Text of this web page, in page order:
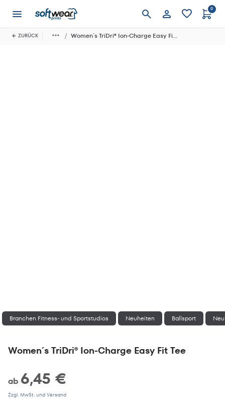
Anmelden
0
ZURÜCK Women´s TriDri® Ion-Charge Easy Fit Tee
Branchen Fitness- und Sportstudios Neuheiten Ballsport
Women´s TriDri® Ion-Charge Easy Fit Tee
ab 6,45 €
Zzgl. MwSt. und Versand